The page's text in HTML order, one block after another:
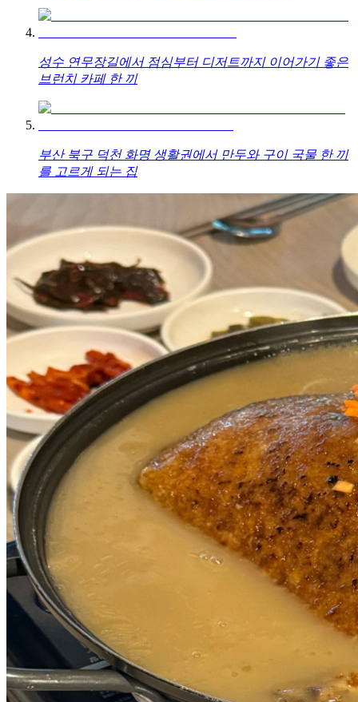
성수 연무장길에서 점심부터 디저트까지 이어가기 좋은
브런치 카페 한 끼
부산 북구 덕천 화명 생활권에서 만두와 구이 국물 한 끼
를 고르게 되는 집